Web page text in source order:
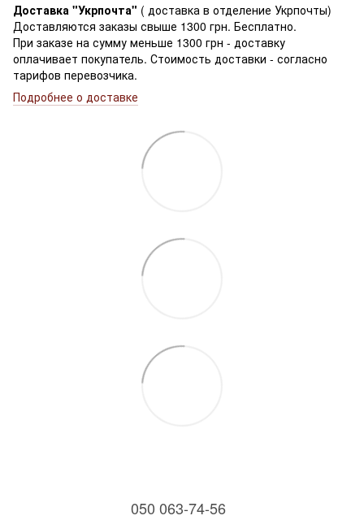
Доставка "Укрпочта" ( доставка в отделение Укрпочты)
Доставляются заказы свыше 1300 грн. Бесплатно.
При заказе на сумму меньше 1300 грн - доставку
оплачивает покупатель. Стоимость доставки - согласно
тарифов перевозчика.
Подробнее о доставке
050 063-74-56